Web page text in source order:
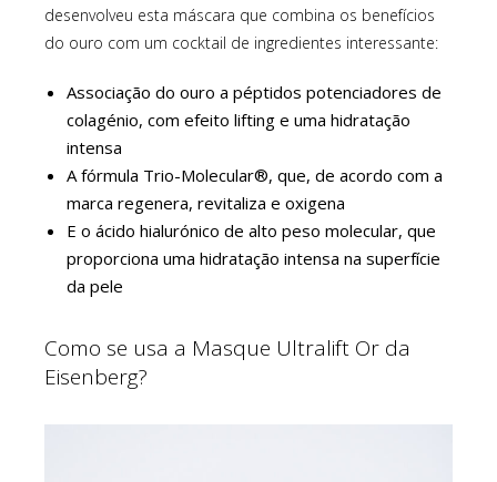
desenvolveu esta máscara que combina os benefícios
do ouro com um cocktail de ingredientes interessante:
Associação do ouro a péptidos potenciadores de
colagénio, com efeito lifting e uma hidratação
intensa
A fórmula Trio-Molecular®, que, de acordo com a
marca regenera, revitaliza e oxigena
E o ácido hialurónico de alto peso molecular, que
proporciona uma hidratação intensa na superfície
da pele
Como se usa a Masque Ultralift Or da
Eisenberg?